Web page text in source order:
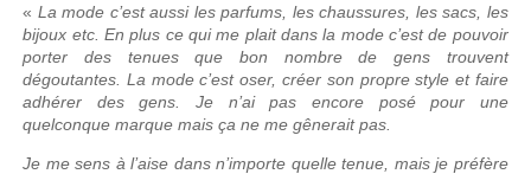
« La mode c’est aussi les parfums, les chaussures, les sacs, les
bijoux etc. En plus ce qui me plait dans la mode c’est de pouvoir
porter des tenues que bon nombre de gens trouvent
dégoutantes. La mode c’est oser, créer son propre style et faire
adhérer des gens. Je n’ai pas encore posé pour une
quelconque marque mais ça ne me gênerait pas.
Je me sens à l’aise dans n’importe quelle tenue, mais je préfère